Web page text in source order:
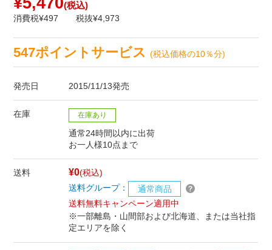
(税込)
消費税¥497 税抜¥4,973
547ポイントサービス(税込価格の10％分)
発売日 2015/11/13発売
在庫 在庫あり
通常24時間以内に出荷
お一人様10点まで
送料 ¥0(税込)
送料グループ：
通常商品
送料無料キャンペーン適用中
※一部離島・山間部および北海道、または当社指
定エリアを除く